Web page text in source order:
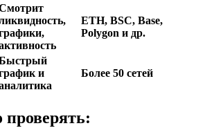
ETH, BSC, Base,
Polygon и др.
и
Более 50 сетей